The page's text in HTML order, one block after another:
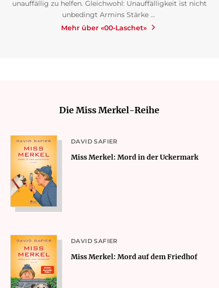
unauffällig zu helfen. Gleichwohl: Unauffälligkeit ist nicht
unbedingt Armins Stärke ...
Mehr über «00-Laschet»
Die Miss Merkel-Reihe
DAVID SAFIER
Miss Merkel: Mord in der Uckermark
DAVID SAFIER
Miss Merkel: Mord auf dem Friedhof